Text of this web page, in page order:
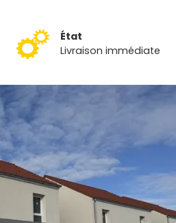
État
Livraison immédiate